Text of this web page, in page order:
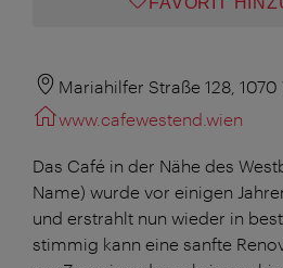
Mariahilfer Straße 128, 1070
www.cafewestend.wien
Das Café in der Nähe des
Name) wurde vor einigen
und erstrahlt nun wieder in
stimmig kann eine sanfte